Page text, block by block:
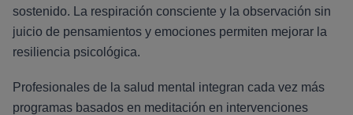
sostenido. La respiración consciente y la observación sin
juicio de pensamientos y emociones permiten mejorar la
resiliencia psicológica.
Profesionales de la salud mental integran cada vez más
programas basados en meditación en intervenciones